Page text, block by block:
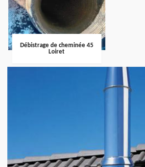
Débistrage de cheminée 45
Loiret